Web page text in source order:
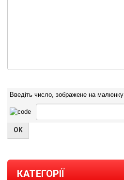
Введіть число, зображене на малюнку
КАТЕГОРІЇ